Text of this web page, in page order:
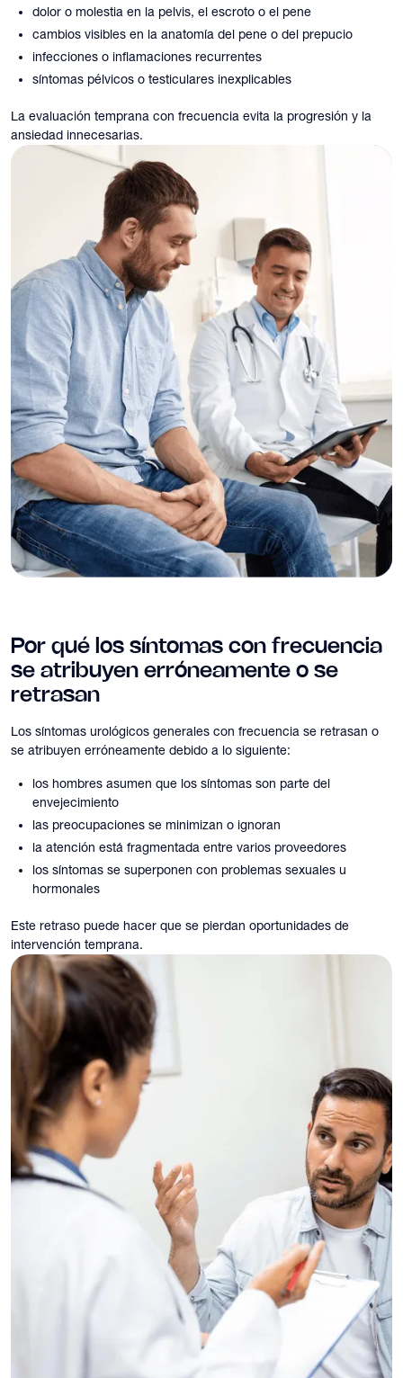
dolor o molestia en la pelvis, el escroto o el pene
cambios visibles en la anatomía del pene o del prepucio
infecciones o inflamaciones recurrentes
síntomas pélvicos o testiculares inexplicables
La evaluación temprana con frecuencia evita la progresión y la
ansiedad innecesarias.
Por qué los síntomas con frecuencia
se atribuyen erróneamente o se
retrasan
Los síntomas urológicos generales con frecuencia se retrasan o
se atribuyen erróneamente debido a lo siguiente:
los hombres asumen que los síntomas son parte del
envejecimiento
las preocupaciones se minimizan o ignoran
la atención está fragmentada entre varios proveedores
los síntomas se superponen con problemas sexuales u
hormonales
Este retraso puede hacer que se pierdan oportunidades de
intervención temprana.